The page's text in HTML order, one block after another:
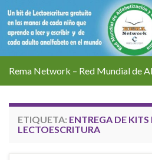
Rema Network – Red Mundial de
ETIQUETA: ENTREGA DE KITS
LECTOESCRITURA